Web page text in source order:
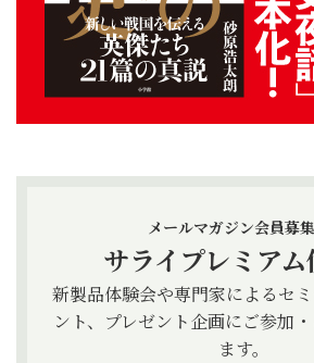
メールマガジン会員募
サライプレミア
新製品体験会や専門家によるセ
ント、プレゼント企画にご参加
ます。